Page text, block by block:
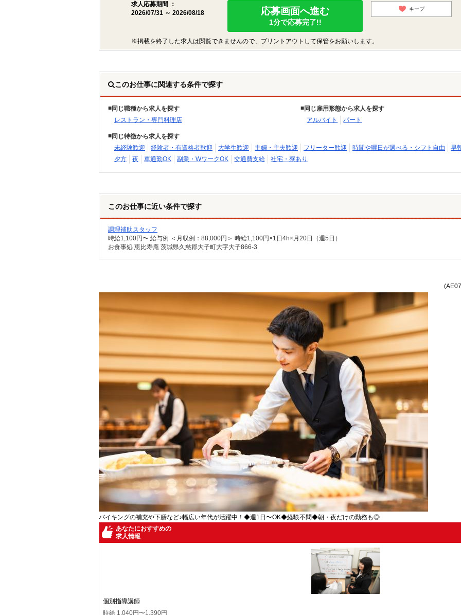
求人応募期間 ：
2026/07/31 ～ 2026/08/18
応募画面へ進む
1分で応募完了!!
キープ
※掲載を終了した求人は閲覧できませんので、プリントアウトして保管をお願いします。
このお仕事に関連する条件で探す
同じ職種から求人を探す
レストラン・専門料理店
同じ雇用形態から求人を探す
アルバイト
パート
同じ特徴から求人を探す
未経験歓迎
経験者・有資格者歓迎 大学生歓迎 主婦・主夫歓迎 フリーター歓迎 時間や曜日が選べる・シフト自由
早
夕方
夜 車通勤OK 副業・WワークOK 交通費支給 社宅・寮あり
このお仕事に近い条件で探す
調理補助スタッフ
時給1,100円〜 給与例 ＜月収例：88,000円＞ 時給1,100円×1日4h×月20日（週5日）
お食事処 恵比寿庵 茨城県久慈郡大子町大字大子866-3
バイキングの補充や下膳など♪幅広い年代が活躍中！◆週1日〜OK◆経験不問◆朝・夜だけの勤務も◎
あなたにおすすめの
求人情報
個別指導講師
時給 1,040円〜1,390円